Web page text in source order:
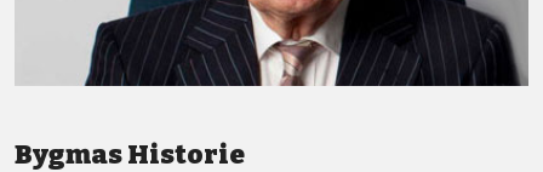
Bygmas Historie